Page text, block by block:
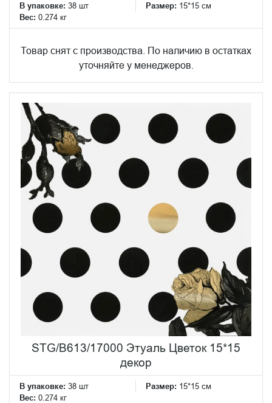
В упаковке: 38 шт Размер: 15*15 см
Вес: 0.274 кг
Товар снят с производства. По наличию в остатках
уточняйте у менеджеров.
STG/B613/17000 Этуаль Цветок 15*15
декор
В упаковке: 38 шт Размер: 15*15 см
Вес: 0.274 кг